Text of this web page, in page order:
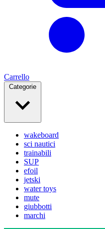
Carrello
Categorie
wakeboard
sci nautici
trainabili
SUP
efoil
jetski
water toys
mute
giubbotti
marchi